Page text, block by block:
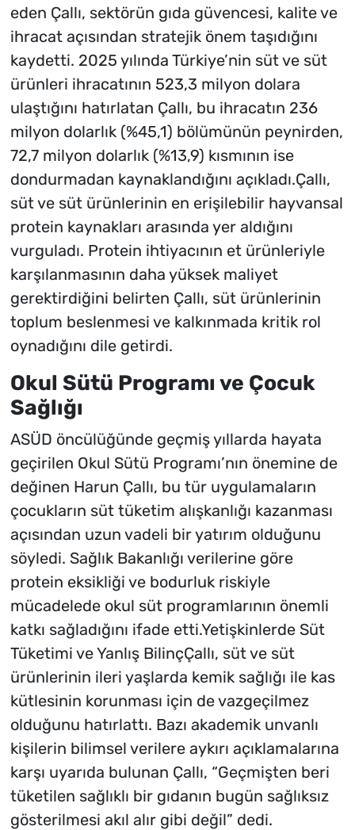
eden Çallı, sektörün gıda güvencesi, kalite ve
ihracat açısından stratejik önem taşıdığını
kaydetti. 2025 yılında Türkiye’nin süt ve süt
ürünleri ihracatının 523,3 milyon dolara
ulaştığını hatırlatan Çallı, bu ihracatın 236
milyon dolarlık (%45,1) bölümünün peynirden,
72,7 milyon dolarlık (%13,9) kısmının ise
dondurmadan kaynaklandığını açıkladı.Çallı,
süt ve süt ürünlerinin en erişilebilir hayvansal
protein kaynakları arasında yer aldığını
vurguladı. Protein ihtiyacının et ürünleriyle
karşılanmasının daha yüksek maliyet
gerektirdiğini belirten Çallı, süt ürünlerinin
toplum beslenmesi ve kalkınmada kritik rol
oynadığını dile getirdi.
Okul Sütü Programı ve Çocuk
Sağlığı
ASÜD öncülüğünde geçmiş yıllarda hayata
geçirilen Okul Sütü Programı’nın önemine de
değinen Harun Çallı, bu tür uygulamaların
çocukların süt tüketim alışkanlığı kazanması
açısından uzun vadeli bir yatırım olduğunu
söyledi. Sağlık Bakanlığı verilerine göre
protein eksikliği ve bodurluk riskiyle
mücadelede okul süt programlarının önemli
katkı sağladığını ifade etti.Yetişkinlerde Süt
Tüketimi ve Yanlış BilinçÇallı, süt ve süt
ürünlerinin ileri yaşlarda kemik sağlığı ile kas
kütlesinin korunması için de vazgeçilmez
olduğunu hatırlattı. Bazı akademik unvanlı
kişilerin bilimsel verilere aykırı açıklamalarına
karşı uyarıda bulunan Çallı, “Geçmişten beri
tüketilen sağlıklı bir gıdanın bugün sağlıksız
gösterilmesi akıl alır gibi değil” dedi.